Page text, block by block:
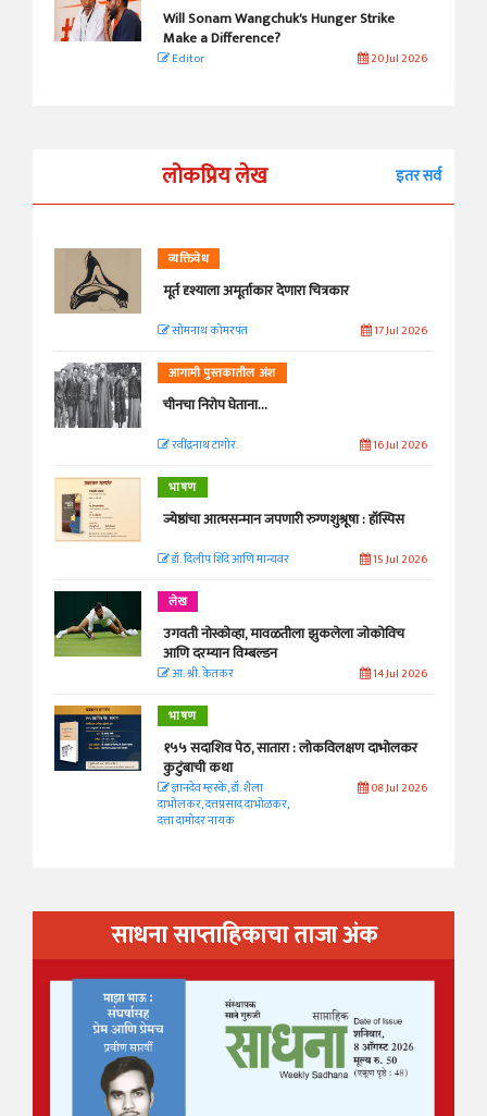
Will Sonam Wangchuk's Hunger Strike
Make a Difference?
Editor 20 Jul 2026
लोकप्रिय लेख इतर सर्व
व्यक्तिवेध
मूर्त दृश्याला अमूर्ताकार देणारा चित्रकार
सोमनाथ कोमरपंत 17 Jul 2026
आगामी पुस्तकातील अंश
चीनचा निरोप घेताना...
रवींद्रनाथ टागोर. 16 Jul 2026
भाषण
ज्येष्ठांचा आत्मसन्मान जपणारी रुग्णशुश्रूषा : हॉस्पिस
डॉ. दिलीप शिंदे आणि मान्यवर 15 Jul 2026
लेख
उगवती नोस्कोव्हा, मावळतीला झुकलेला जोकोविच
आणि दरम्यान विम्बल्डन
आ. श्री. केतकर 14 Jul 2026
भाषण
१५५ सदाशिव पेठ, सातारा : लोकविलक्षण दाभोलकर
कुटुंबाची कथा
ज्ञानदेव म्हस्के, डॉ. शैला
दाभोलकर, दत्तप्रसाद दाभोळकर,
दत्ता दामोदर नायक
08 Jul 2026
साधना साप्ताहिकाचा ताजा अंक